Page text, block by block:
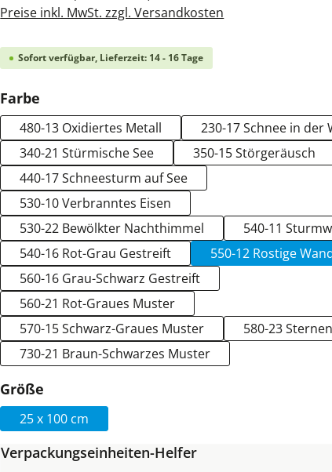
Preise inkl. MwSt. zzgl. Versandkosten
Sofort verfügbar, Lieferzeit: 14 - 16 Tage
Farbe
480-13 Oxidiertes Metall
230-17 Schnee in der
340-21 Stürmische See
350-15 Störgeräusch
440-17 Schneesturm auf See
530-10 Verbranntes Eisen
530-22 Bewölkter Nachthimmel
540-11
540-16 Rot-Grau Gestreift
550-12 Rostige
560-16 Grau-Schwarz Gestreift
560-21 Rot-Graues Muster
570-15 Schwarz-Graues Muster
580-23
730-21 Braun-Schwarzes Muster
Größe
25 x 100 cm
Verpackungseinheiten-Helfer